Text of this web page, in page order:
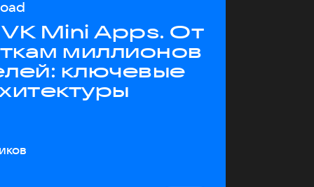
Mini Apps. От
миллионов
ключевые